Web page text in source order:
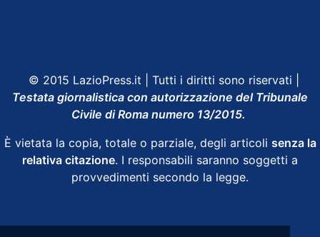
© 2015 LazioPress.it | Tutti i diritti sono riservati |
Testata giornalistica con autorizzazione del Tribunale
Civile di Roma numero 13/2015.
È vietata la copia, totale o parziale, degli articoli senza la
relativa citazione. I responsabili saranno soggetti a
provvedimenti secondo la legge.